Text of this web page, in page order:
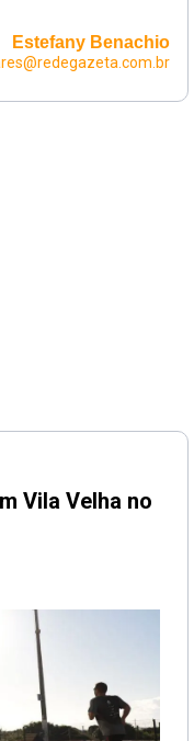
Estefany Benachio
Vila Velha no